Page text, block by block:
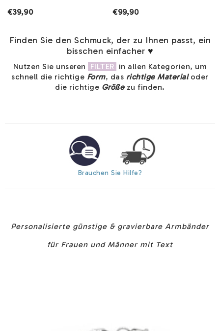
€39,90
€99,90
Finden Sie den Schmuck, der zu Ihnen passt, ein
bisschen einfacher ♥
Nutzen Sie unseren FILTER in allen Kategorien, um
schnell die richtige Form, das richtige Materialoder
die richtige Größezu finden.
Brauchen Sie Hilfe?
Personalisierte günstige & gravierbare Armbänder
für Frauen und Männer mit Text